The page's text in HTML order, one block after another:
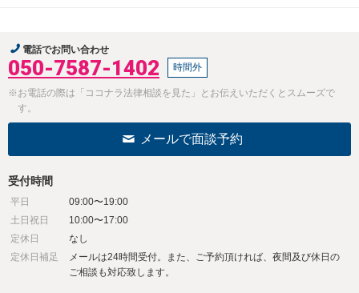
電話でお問い合わせ
050-7587-1402 時間外
※お電話の際は「ココナラ法律相談を見た」とお伝えいただくとスムーズで
す。
メールで面談予約
受付時間
平日
09:00〜19:00
土日祝日
10:00〜17:00
定休日
なし
定休日補足
メールは24時間受付。また、ご予約頂ければ、夜間及び休日の
ご相談も対応致します。